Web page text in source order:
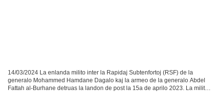
14/03/2024 La enlanda milito inter la Rapidaj Subtenfortoj (RSF) de la
generalo Mohammed Hamdane Dagalo kaj la armeo de la generalo Abdel
Fattah al-Burhane detruas la landon de post la 15a de aprilo 2023. La milito,